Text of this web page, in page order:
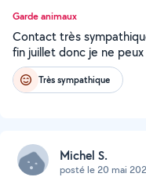
Garde animaux
Contact très
fin juillet donc je ne
Très sympathique
Michel S.
posté le 20 mai